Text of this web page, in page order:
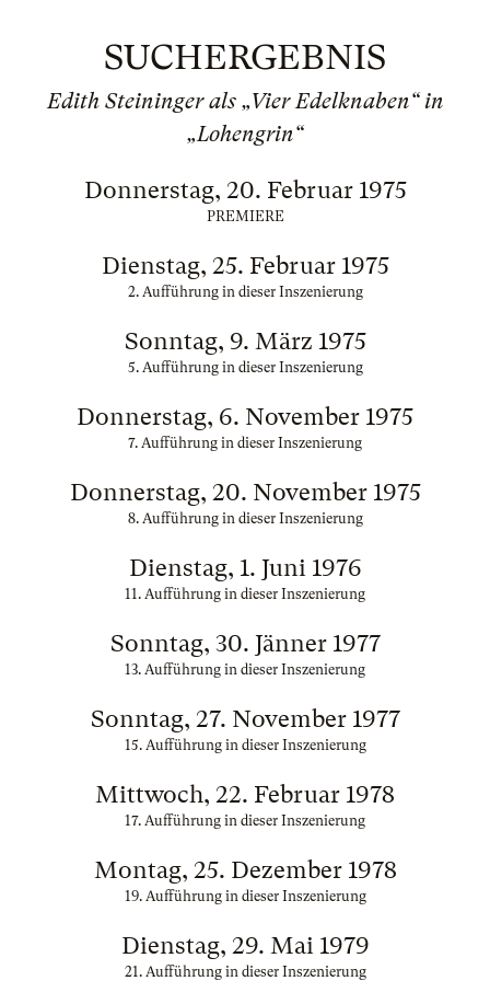
SUCHERGEBNIS
Edith Steininger als „Vier Edelknaben“ in
„Lohengrin“
Donnerstag, 20. Februar 1975
PREMIERE
Dienstag, 25. Februar 1975
2. Aufführung in dieser Inszenierung
Sonntag, 9. März 1975
5. Aufführung in dieser Inszenierung
Donnerstag, 6. November 1975
7. Aufführung in dieser Inszenierung
Donnerstag, 20. November 1975
8. Aufführung in dieser Inszenierung
Dienstag, 1. Juni 1976
11. Aufführung in dieser Inszenierung
Sonntag, 30. Jänner 1977
13. Aufführung in dieser Inszenierung
Sonntag, 27. November 1977
15. Aufführung in dieser Inszenierung
Mittwoch, 22. Februar 1978
17. Aufführung in dieser Inszenierung
Montag, 25. Dezember 1978
19. Aufführung in dieser Inszenierung
Dienstag, 29. Mai 1979
21. Aufführung in dieser Inszenierung